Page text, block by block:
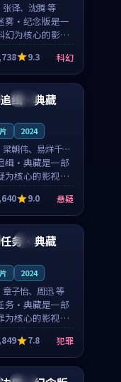
张译、沈腾 等
雾·纪念版是一
幻为核心的影视
围绕危机、反转
成长展开，整体
凑，值得推荐观
9.3 科幻
完结
缉·典藏
2024
梁朝伟、易烊千玺
缉·典藏是一部
为核心的影视作
绕危机、反转与
长展开，整体节
，值得推荐观
9.0 悬疑
4K
务·典藏
2024
章子怡、周迅 等
务·典藏是一部
为核心的影视作
绕危机、反转与
长展开，整体节
，值得推荐观
7.8 犯罪